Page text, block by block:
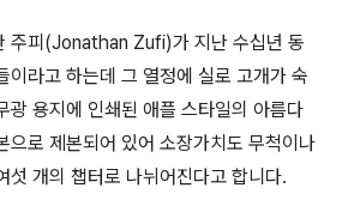
주피(Jonathan Zufi)가 지난 수십년 동
이라고 하는데 그 열정에 실로 고개가 숙
광 용지에 인쇄된 애플 스타일의 아름다
으로 제본되어 있어 소장가치도 무척이나
섯 개의 챕터로 나뉘어진다고 합니다.